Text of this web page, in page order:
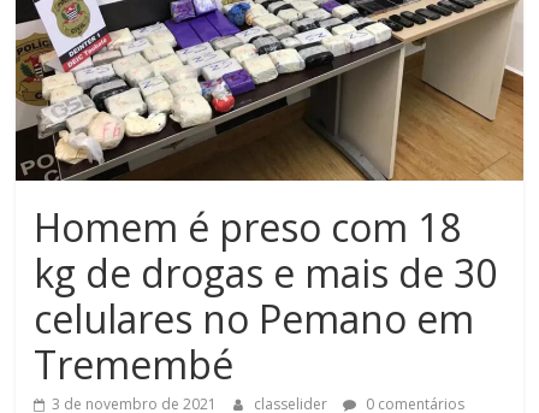
Homem é preso com 18
kg de drogas e mais de 30
celulares no Pemano em
Tremembé
3 de novembro de 2021 classelider 0 comentários